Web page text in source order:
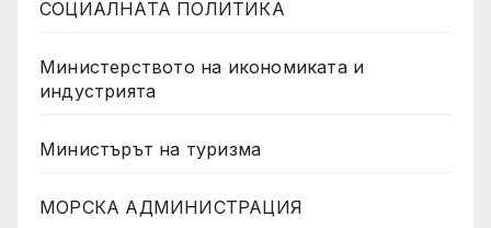
СОЦИАЛНАТА ПОЛИТИКА
Министерството на икономиката и
индустрията
Министърът на туризма
МОРСКА АДМИНИСТРАЦИЯ